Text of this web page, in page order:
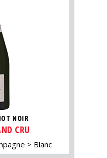
NOIR
CRU
Blanc